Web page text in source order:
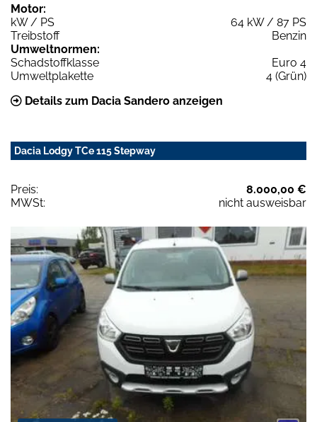
Motor:
kW / PS
64 kW / 87 PS
Treibstoff
Benzin
Umweltnormen:
Schadstoffklasse
Euro 4
Umweltplakette
4 (Grün)
Details zum Dacia Sandero anzeigen
Dacia Lodgy TCe 115 Stepway
Preis:
8.000,00 €
MWSt:
nicht ausweisbar